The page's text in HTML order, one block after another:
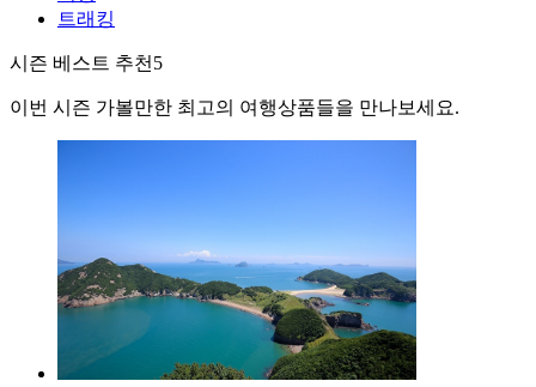
트래킹
시즌 베스트 추천 5
이번 시즌 가볼만한 최고의 여행상품들을 만나보세요.